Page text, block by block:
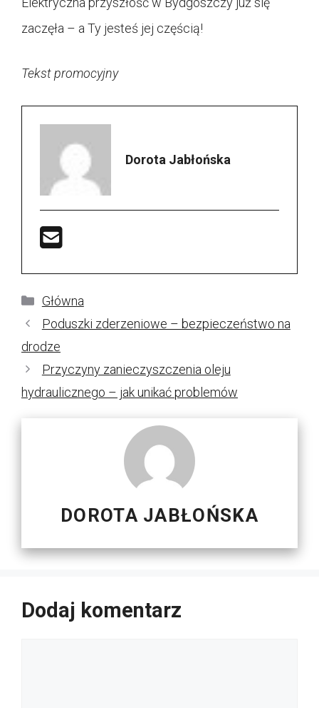
zaczęła – a Ty jesteś jej częścią!
Tekst promocyjny
Dorota Jabłońska
Kategorie
Główna
Poduszki zderzeniowe – bezpieczeństwo na
drodze
Przyczyny zanieczyszczenia oleju
hydraulicznego – jak unikać problemów
DOROTA JABŁOŃSKA
Dodaj komentarz